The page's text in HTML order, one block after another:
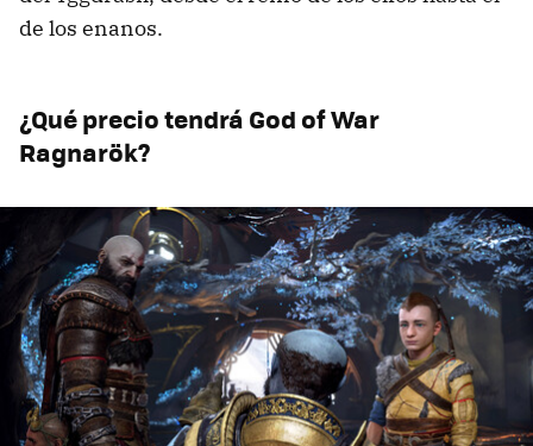
de los enanos.
¿Qué precio tendrá God of War
Ragnarök?